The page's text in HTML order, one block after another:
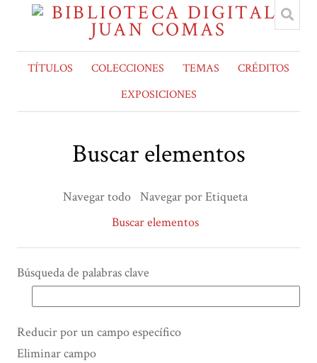
TÍTULOS COLECCIONES TEMAS
CRÉDITOS
EXPOSICIONES
Buscar elementos
Navegar todo Navegar por Etiqueta
Buscar elementos
Búsqueda de palabras clave
Number
Reducir por un campo específico
Search Property
Tipo de búsqueda
Términos de búsqueda
Ensamblador de Búsqueda
Eliminar campo